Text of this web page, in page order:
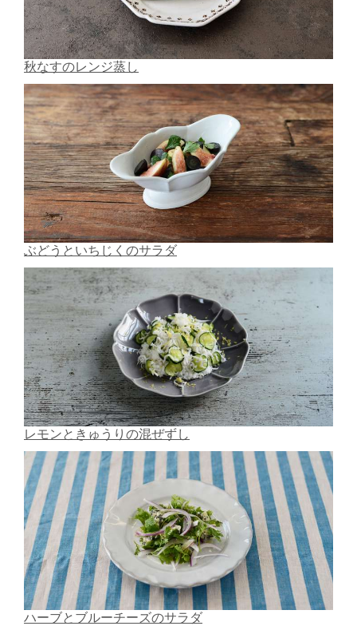
秋なすのレンジ蒸し
ぶどうといちじくのサラダ
レモンときゅうりの混ぜずし
ハーブとブルーチーズのサラダ